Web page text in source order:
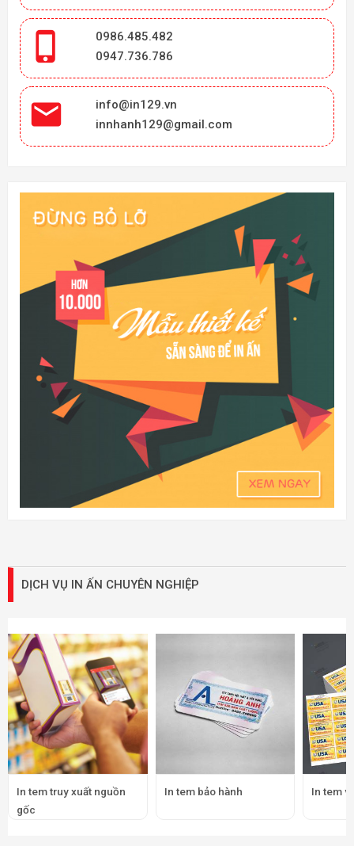

0986.485.482
0947.736.786

info@in129.vn
innhanh129@gmail.com
DỊCH VỤ IN ẤN CHUYÊN NGHIỆP
In tem truy xuất nguồn
gốc
In tem bảo hành In tem